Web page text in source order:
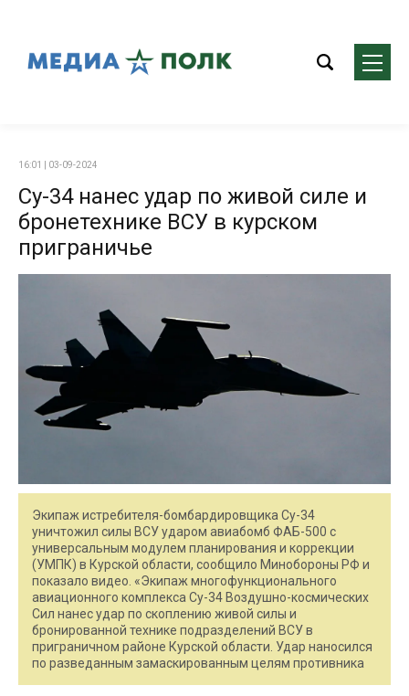
16:01 | 03-09-2024
Су-34 нанес удар по живой силе и
бронетехнике ВСУ в курском
приграничье
Экипаж истребителя-бомбардировщика Су-34
уничтожил силы ВСУ ударом авиабомб ФАБ-500 с
универсальным модулем планирования и коррекции
(УМПК) в Курской области, сообщило Минобороны РФ и
показало видео. «Экипаж многофункционального
авиационного комплекса Су-34 Воздушно-космических
Сил нанес удар по скоплению живой силы и
бронированной технике подразделений ВСУ в
приграничном районе Курской области. Удар наносился
по разведанным замаскированным целям противника